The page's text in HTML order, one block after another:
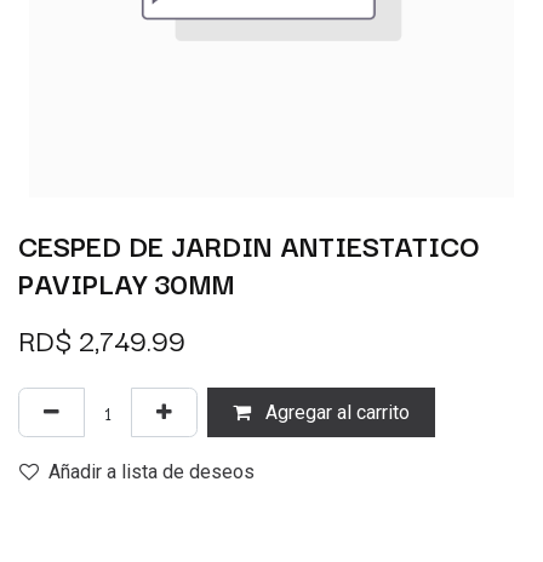
CESPED DE JARDIN ANTIESTATICO
PAVIPLAY 30MM
RD$ 2,749.99
Agregar al carrito
Añadir a lista de deseos